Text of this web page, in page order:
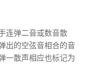
连弹二音或数音散
出的空弦音相合的音
一散声相应也标记为